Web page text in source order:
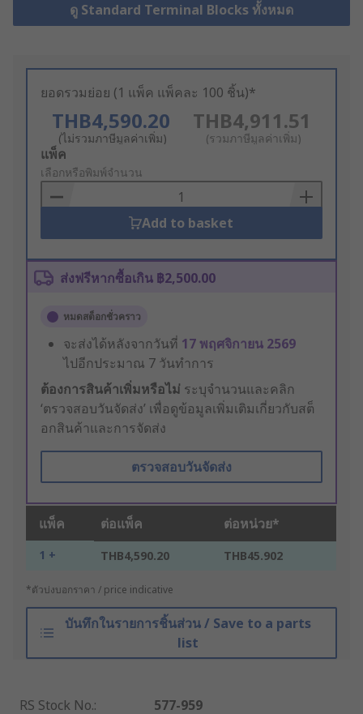
ดู Standard Terminal Blocks ทั้งหมด
ยอดรวมย่อย (1 แพ็ค แพ็คละ 100 ชิ้น)*
THB4,590.20
(ไม่รวมภาษีมูลค่าเพิ่ม)
THB4,911.51
(รวมภาษีมูลค่าเพิ่ม)
Add
to
Basket
แพ็ค
เลือกหรือพิมพ์จำนวน
Add to basket
ส่งฟรีหากซื้อเกิน ฿2,500.00
หมดสต็อกชั่วคราว
จะส่งได้หลังจากวันที่ 17 พฤศจิกายน 2569
ไปอีกประมาณ 7 วันทำการ
ต้องการสินค้าเพิ่มหรือไม่ ระบุจำนวนและคลิก
‘ตรวจสอบวันจัดส่ง’ เพื่อดูข้อมูลเพิ่มเติมเกี่ยวกับสต็
อกสินค้าและการจัดส่ง
ตรวจสอบวันจัดส่ง
แพ็ค ต่อแพ็ค ต่อหน่วย*
1 + THB4,590.20 THB45.902
*ตัวบ่งบอกราคา / price indicative
บันทึกในรายการชิ้นส่วน / Save to a parts
list
RS Stock No.:
577-959